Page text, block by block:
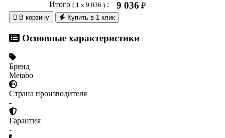
Итого ( 1 x 9 036 ): 9 036 ₽
 В корзину Купить в 1 клик
Основные характеристики
Бренд
Metabo
Страна производителя
-
Гарантия
-